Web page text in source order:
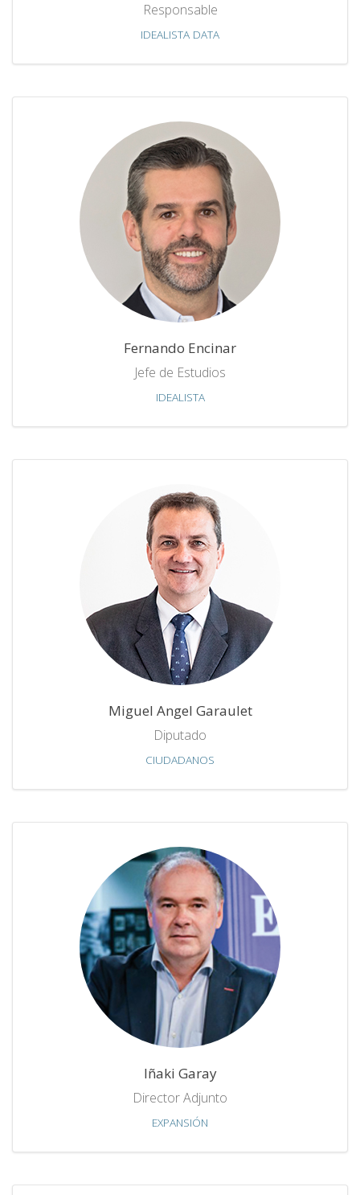
Responsable
IDEALISTA DATA
Fernando Encinar
Jefe de Estudios
IDEALISTA
Miguel Angel Garaulet
Diputado
CIUDADANOS
Iñaki Garay
Director Adjunto
EXPANSIÓN